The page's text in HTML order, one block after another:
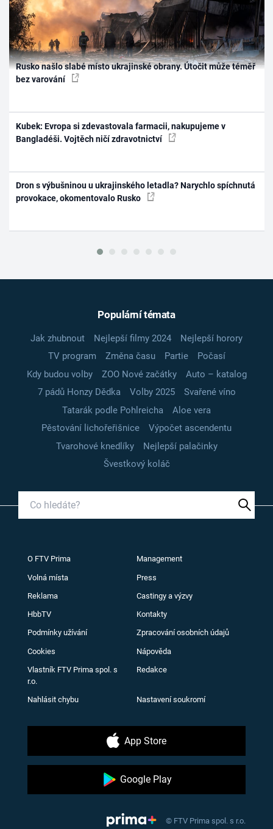
Rusko našlo slabé místo ukrajinské obrany. Útočit může téměř
bez varování
Kubek: Evropa si zdevastovala farmacii, nakupujeme v
Bangladéši. Vojtěch ničí zdravotnictví
Dron s výbušninou u ukrajinského letadla? Narychlo spíchnutá
provokace, okomentovalo Rusko
Populární témata
Jak zhubnout Nejlepší filmy 2024
Nejlepší horory
TV program
Změna času Partie
Počasí
Kdy budou volby
ZOO Nové začátky
Auto – katalog
7 pádů Honzy Dědka
Volby 2025
Svařené víno
Tatarák podle Pohlreicha
Aloe vera
Pěstování lichořeřišnice
Výpočet ascendentu
Tvarohové knedlíky
Nejlepší palačinky
Švestkový koláč
O FTV Prima Management
Volná místa Press
Reklama Castingy a výzvy
HbbTV Kontakty
Podmínky užívání Zpracování osobních údajů
Cookies Nápověda
Vlastník FTV Prima spol. s
r.o.
Redakce
Nahlásit chybu Nastavení soukromí
App Store
Google Play
© FTV Prima spol. s r.o.